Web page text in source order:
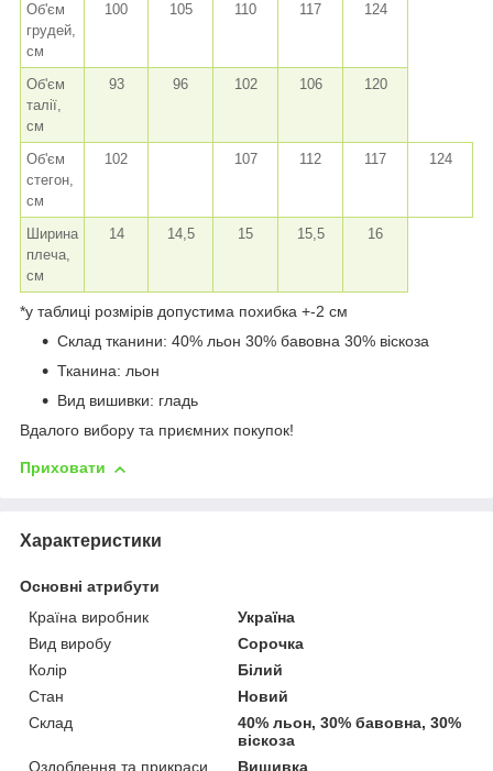
Об'єм
грудей,
см
100 105 110 117 124
Об'єм
талії,
см
93 96 102 106 120
Об'єм
стегон,
см
102 107 112 117 124
Ширина
плеча,
см
14 14,5 15 15,5 16
*у таблиці розмірів допустима похибка +-2 см
Склад тканини: 40% льон 30% бавовна 30% віскоза
Тканина: льон
Вид вишивки: гладь
Вдалого вибору та приємних покупок!
Приховати
Характеристики
Основні атрибути
Країна виробник
Україна
Вид виробу
Сорочка
Колір
Білий
Стан
Новий
Склад
40% льон, 30% бавовна, 30%
віскоза
Оздоблення та прикраси
Вишивка